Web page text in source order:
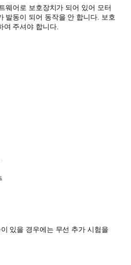
웨어로 보호장치가 되어 있어 모터
발동이 되어 동작을 안 합니다. 보호
여 주셔야 합니다.
있을 경우에는 무선 추가 시험을